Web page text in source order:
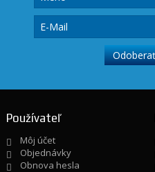
Používateľ
Môj účet
Objednávky
Obnova hesla